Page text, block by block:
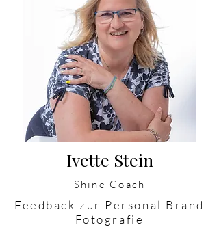
Ivette Stein
Shine Coach
Feedback zur Personal Brand
Fotografie